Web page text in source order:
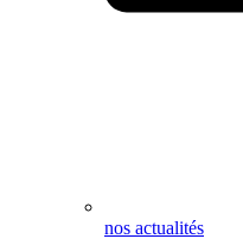
nos actualités